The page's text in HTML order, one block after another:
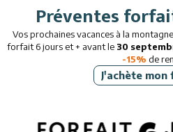
Préventes
Vos prochaines vacances à la
forfait 6 jours et + avant le 30
-15% de
J'achète